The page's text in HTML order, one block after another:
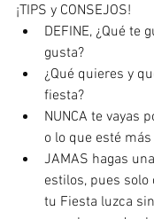
¡TIPS y CONSEJOS!
DEFINE, ¿Qué te
gusta?
¿Qué quieres y
fiesta?
NUNCA te vayas
o lo que esté
JAMAS hagas
estilos, pues
tu Fiesta luzca